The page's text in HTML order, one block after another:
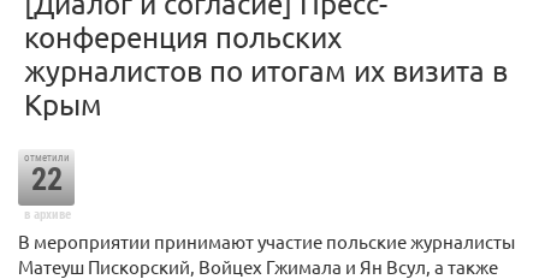
конференция польских
журналистов по итогам их визита в
Крым
отметили
22
в архиве
В мероприятии принимают участие польские журналисты
Матеуш Пискорский, Войцех Гжимала и Ян Всул, а также